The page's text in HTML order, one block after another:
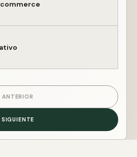
ANTERIOR
SIGUIENTE